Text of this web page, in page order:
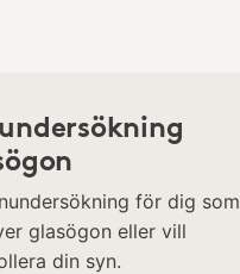
för dig som
glasögon eller vill
din syn.